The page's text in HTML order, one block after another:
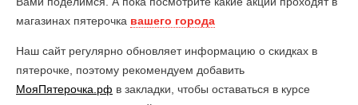
магазинах пятерочка вашего города
Наш сайт регулярно обновляет информацию о скидках в
пятерочке, поэтому рекомендуем добавить
МояПятерочка.рф в закладки, чтобы оставаться в курсе